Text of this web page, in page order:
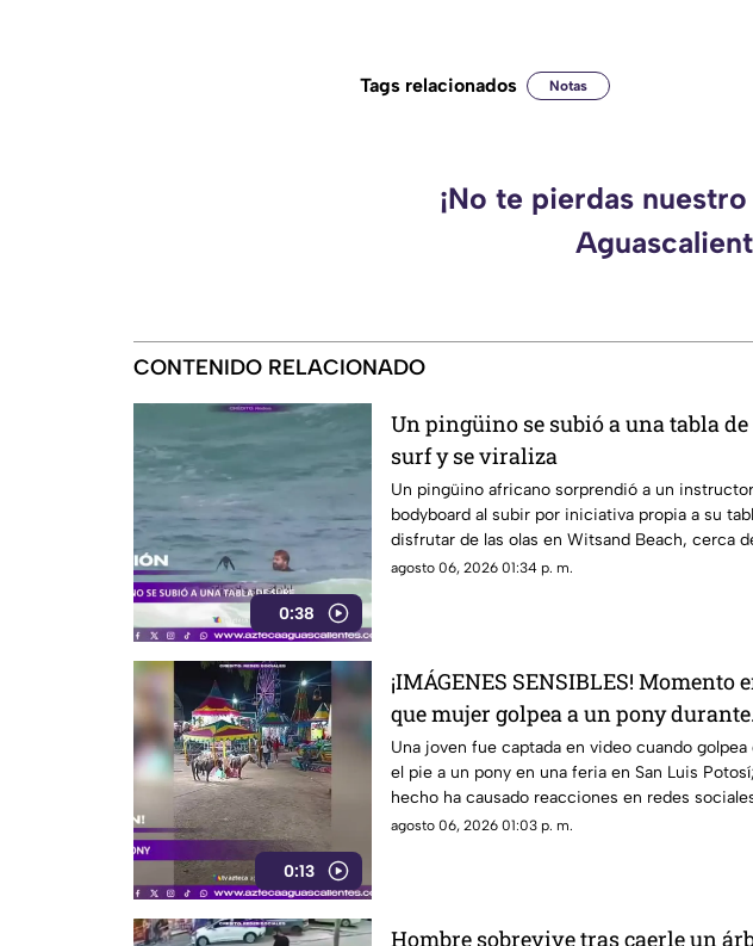
Tags relacionados Notas
¡No te pierdas
CONTENIDO RELACIONADO
0:38
Un pingüino se subió a una tabla de
surf y se viraliza
Un pingüino africano sorprendió a un
bodyboard al subir por iniciativa propia a su
disfrutar de las olas en Witsand Beach, cerca
Ciudad del Cabo, Sudáfrica
agosto 06, 2026 01:34 p. m.
0:13
¡IMÁGENES SENSIBLES! Momento
que mujer golpea a un pony durante
una feria
Una joven fue captada en video cuando golpea
el pie a un pony en una feria en San Luis
hecho ha causado reacciones en redes
agosto 06, 2026 01:03 p. m.
Hombre sobrevive tras caerle un